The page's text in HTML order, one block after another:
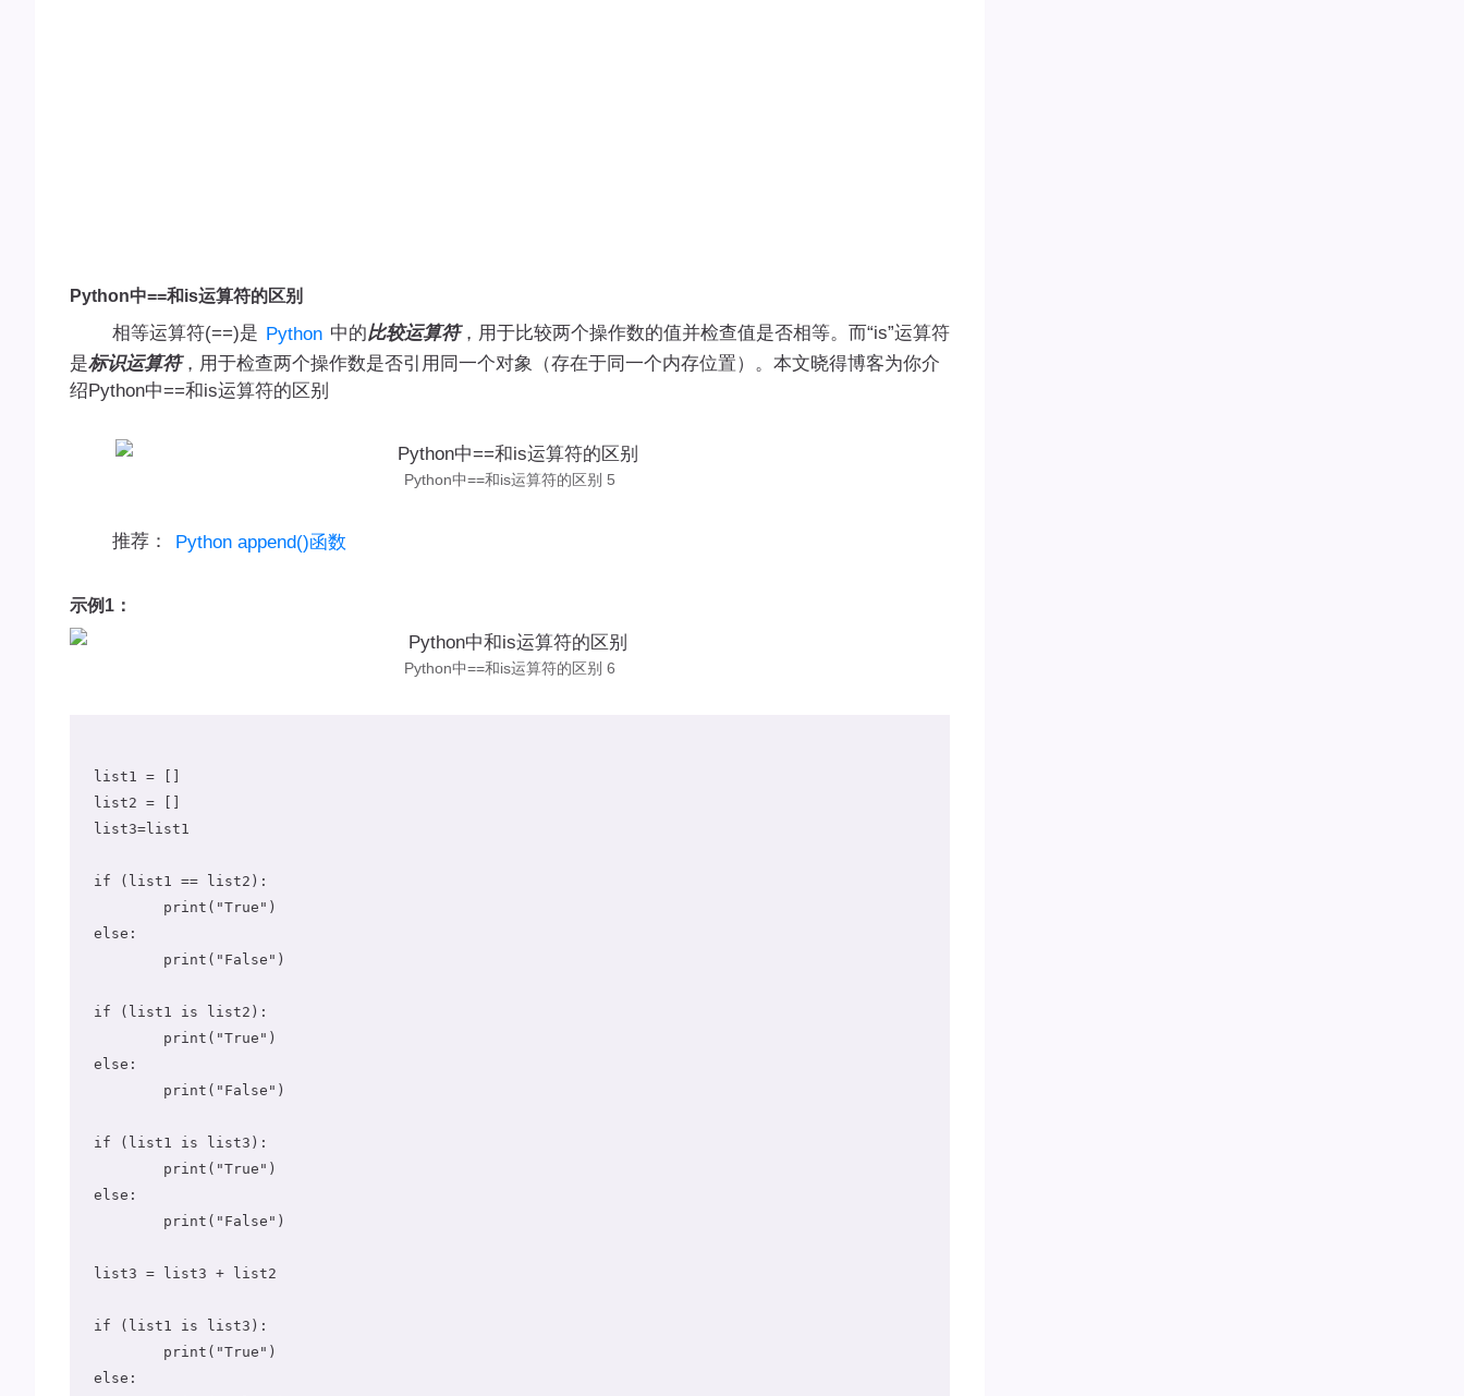
Python中==和is运算符的区别
相等运算符(==)是 Python 中的比较运算符，用于比较两个操作数的值并检查值是否相等。而“is”运算符
是标识运算符，用于检查两个操作数是否引用同一个对象（存在于同一个内存位置）。本文晓得博客为你介
绍Python中==和is运算符的区别
Python中==和is运算符的区别 5
推荐： Python append()函数
示例1：
Python中==和is运算符的区别 6
list1 = []
list2 = []
list3=list1
if (list1 == list2):
else:
if (list1 is list2):
else:
if (list1 is list3):
else:
list3 = list3 + list2
if (list1 is list3):
else: